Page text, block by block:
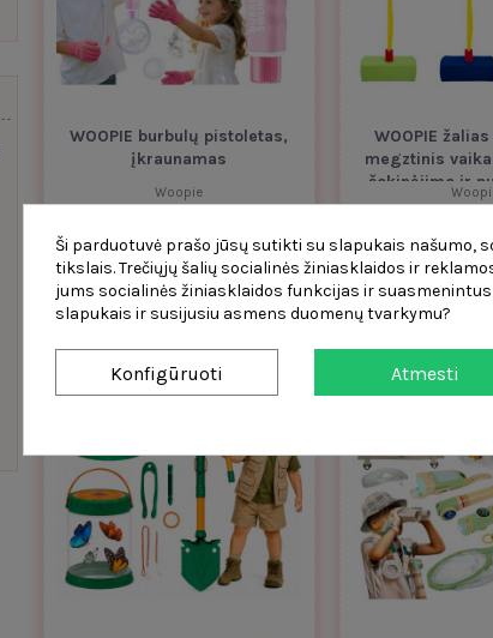
WOOPIE burbulų pistoletas,
įkraunamas
Woopie
Į krepšelį
WOOPIE
megztinis
šokinėjimo ir
Į
Ši parduotuvė prašo jūsų sutikti su slapukais našumo,
tikslais. Trečiųjų šalių socialinės žiniasklaidos ir
jums socialinės žiniasklaidos funkcijas ir
slapukais ir susijusiu asmens duomenų tvarkymu?
Konfigūruoti Atmesti